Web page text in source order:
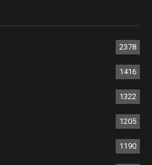
2378
1416
1322
1205
1190